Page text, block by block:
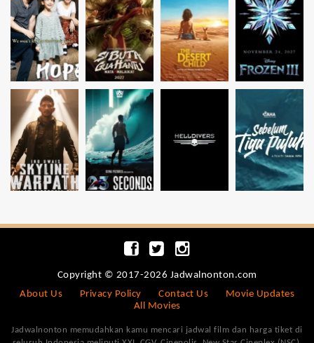
Copyright © 2017-2026 Jadwalnonton.com
About Us
Privacy Policy Contact Us
Movie Updates
All Movies
Jadwalnonton memudahkan kamu mencari jadwal film dan harga tiket di